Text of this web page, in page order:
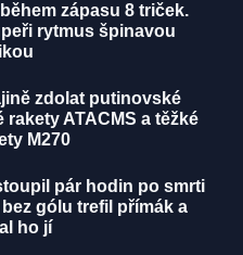
zápasu 8 triček.
rytmus špinavou
zdolat putinovské
ATACMS a těžké
M270
pár hodin po smrti
gólu trefil přímák a
ho jí